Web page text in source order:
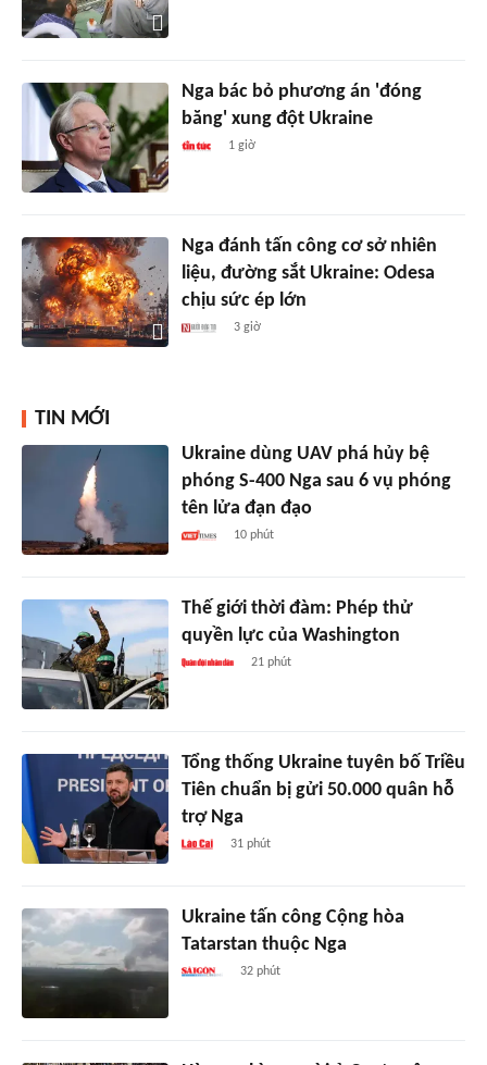
Nga bác bỏ phương án 'đóng
băng' xung đột Ukraine
1 giờ
Nga đánh tấn công cơ sở nhiên
liệu, đường sắt Ukraine: Odesa
chịu sức ép lớn
3 giờ
TIN MỚI
Ukraine dùng UAV phá hủy bệ
phóng S-400 Nga sau 6 vụ phóng
tên lửa đạn đạo
10 phút
Thế giới thời đàm: Phép thử
quyền lực của Washington
21 phút
Tổng thống Ukraine tuyên bố Triều
Tiên chuẩn bị gửi 50.000 quân hỗ
trợ Nga
31 phút
Ukraine tấn công Cộng hòa
Tatarstan thuộc Nga
32 phút